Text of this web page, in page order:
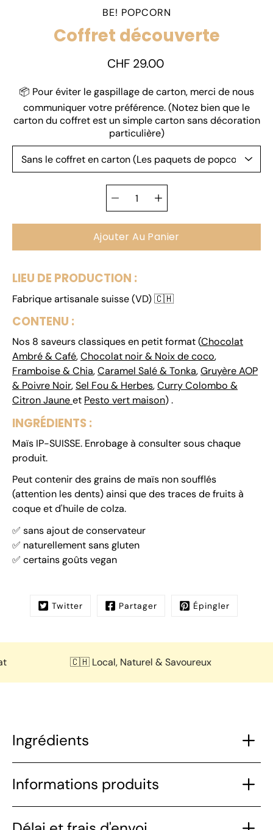
BE! POPCORN
Coffret découverte
CHF 29.00
📦 Pour éviter le gaspillage de carton, merci de nous
communiquer votre préférence. (Notez bien que le
carton du coffret est un simple carton sans décoration
particulière)
Sélectionnez une variante
Sélecteur de
quantité
Ajouter Au Panier
LIEU DE PRODUCTION :
Fabrique artisanale suisse (VD)🇨🇭
CONTENU :
Nos 8 saveurs classiques en petit format (Chocolat
Ambré & Café,Chocolat noir & Noix de coco,
Framboise & Chia,Caramel Salé & Tonka,Gruyère AOP
& Poivre Noir,Sel Fou & Herbes,Curry Colombo &
Citron Jauneet Pesto vert maison) .
INGRÉDIENTS :
Maïs IP-SUISSE. Enrobage à consulter sous chaque
produit.
Peut contenir des grains de maïs non soufflés
(attention les dents) ainsi que destraces de fruits à
coqueet d'huile de colza.
✅ sans ajout de conservateur
✅ naturellement sans gluten
✅ certains goûts vegan
Twitter Partager Épingler
🇨🇭 Local, Naturel & Savoureux
Ingrédients
Informations produits